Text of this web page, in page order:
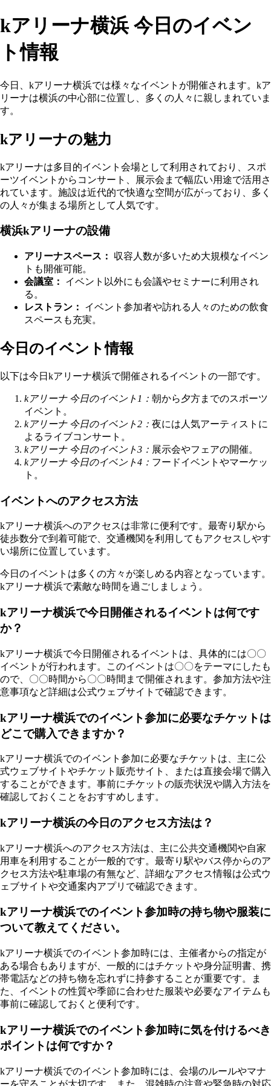
kアリーナ横浜 今日のイベン
ト情報
今日、kアリーナ横浜では様々なイベントが開催されます。kア
リーナは横浜の中心部に位置し、多くの人々に親しまれていま
す。
kアリーナの魅力
kアリーナは多目的イベント会場として利用されており、スポ
ーツイベントからコンサート、展示会まで幅広い用途で活用さ
れています。施設は近代的で快適な空間が広がっており、多く
の人々が集まる場所として人気です。
横浜kアリーナの設備
アリーナスペース：
収容人数が多いため大規模なイベン
トも開催可能。
会議室：
イベント以外にも会議やセミナーに利用され
る。
レストラン：
イベント参加者や訪れる人々のための飲食
スペースも充実。
今日のイベント情報
以下は今日kアリーナ横浜で開催されるイベントの一部です。
kアリーナ 今日のイベント1： 朝から夕方までのスポーツ
イベント。
kアリーナ 今日のイベント2： 夜には人気アーティストに
よるライブコンサート。
kアリーナ 今日のイベント3： 展示会やフェアの開催。
kアリーナ 今日のイベント4： フードイベントやマーケッ
ト。
イベントへのアクセス方法
kアリーナ横浜へのアクセスは非常に便利です。最寄り駅から
徒歩数分で到着可能で、交通機関を利用してもアクセスしやす
い場所に位置しています。
今日のイベントは多くの方々が楽しめる内容となっています。
kアリーナ横浜で素敵な時間を過ごしましょう。
kアリーナ横浜で今日開催されるイベントは何です
か？
kアリーナ横浜で今日開催されるイベントは、具体的には〇〇
イベントが行われます。このイベントは〇〇をテーマにしたも
ので、〇〇時間から〇〇時間まで開催されます。参加方法や注
意事項など詳細は公式ウェブサイトで確認できます。
kアリーナ横浜でのイベント参加に必要なチケットは
どこで購入できますか？
kアリーナ横浜でのイベント参加に必要なチケットは、主に公
式ウェブサイトやチケット販売サイト、または直接会場で購入
することができます。事前にチケットの販売状況や購入方法を
確認しておくことをおすすめします。
kアリーナ横浜の今日のアクセス方法は？
kアリーナ横浜へのアクセス方法は、主に公共交通機関や自家
用車を利用することが一般的です。最寄り駅やバス停からのア
クセス方法や駐車場の有無など、詳細なアクセス情報は公式ウ
ェブサイトや交通案内アプリで確認できます。
kアリーナ横浜でのイベント参加時の持ち物や服装に
ついて教えてください。
kアリーナ横浜でのイベント参加時には、主催者からの指定が
ある場合もありますが、一般的にはチケットや身分証明書、携
帯電話などの持ち物を忘れずに持参することが重要です。ま
た、イベントの性質や季節に合わせた服装や必要なアイテムも
事前に確認しておくと便利です。
kアリーナ横浜でのイベント参加時に気を付けるべき
ポイントは何ですか？
kアリーナ横浜でのイベント参加時には、会場のルールやマナ
ーを守ることが大切です。また、混雑時の注意や緊急時の対応